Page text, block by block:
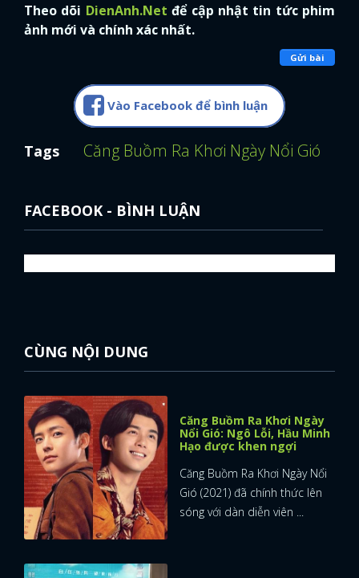
Theo dõi DienAnh.Net để cập nhật tin tức phim
ảnh mới và chính xác nhất.
Gửi bài
Vào Facebook để bình luận
Tags Căng Buồm Ra Khơi Ngày Nổi Gió
FACEBOOK - BÌNH LUẬN
CÙNG NỘI DUNG
Căng Buồm Ra Khơi Ngày
Nổi Gió: Ngô Lỗi, Hầu Minh
Hạo được khen ngợi
Căng Buồm Ra Khơi Ngày Nổi
Gió (2021) đã chính thức lên
sóng với dàn diễn viên ...